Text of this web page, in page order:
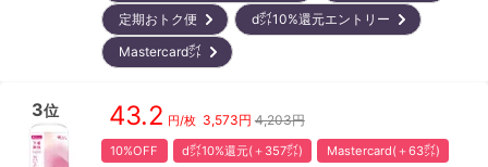
定期おトク便
d㌽10%還元エントリー
Mastercard㌽
3位 43.2 円/枚 3,573円 4,203円
10%OFF d㌽10%還元(＋357㌽) Mastercard(＋63㌽)